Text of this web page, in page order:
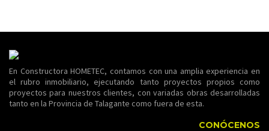
En Constructora HOMETEC, contamos con una amplia experiencia en
el rubro inmobiliario, ejecutando tanto proyectos propios como
proyectos para nuestros clientes, con variadas obras desarrolladas
tanto en la Provincia de Talagante como fuera de esta.
CONÓCENOS